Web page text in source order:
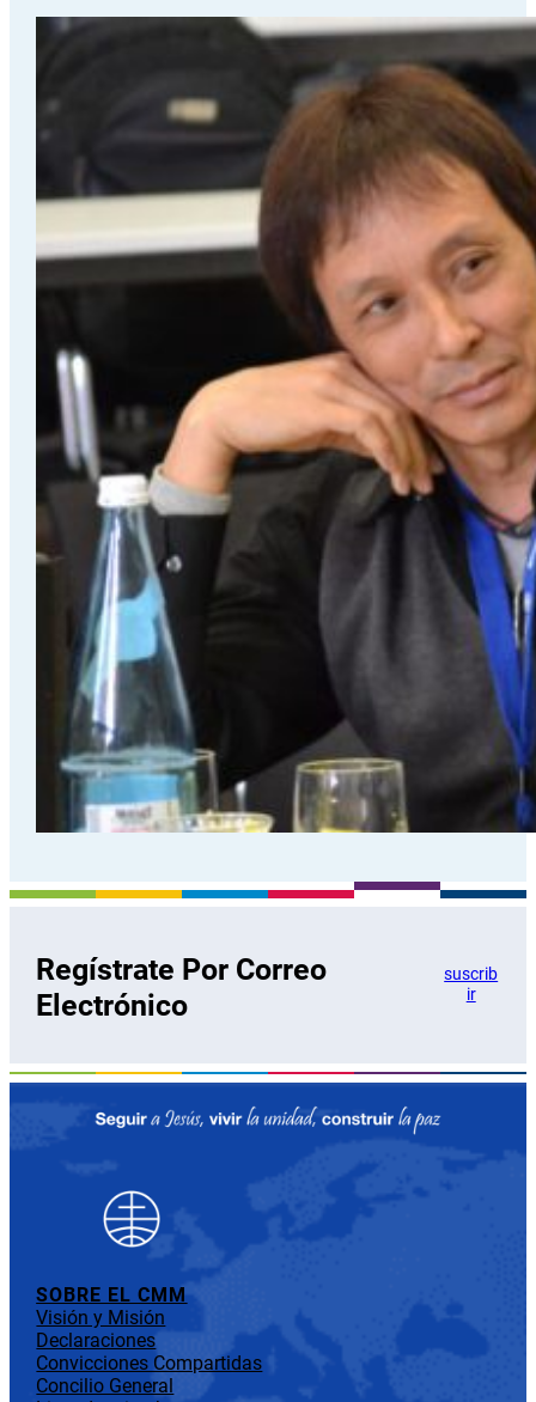
Regístrate Por Correo
Electrónico
suscrib
ir
SOBRE EL CMM
Visión y Misión
Declaraciones
Convicciones Compartidas
Concilio General